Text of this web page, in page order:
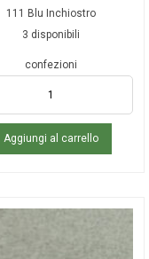
111 Blu Inchiostro
3 disponibili
confezioni
Aggiungi al carrello